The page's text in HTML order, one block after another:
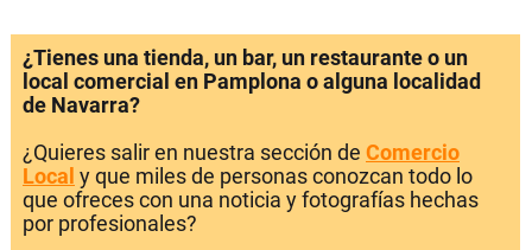
¿Tienes una tienda, un bar, un restaurante o un
local comercial en Pamplona o alguna localidad
de Navarra?
¿Quieres salir en nuestra sección de Comercio
Local y que miles de personas conozcan todo lo
que ofreces con una noticia y fotografías hechas
por profesionales?